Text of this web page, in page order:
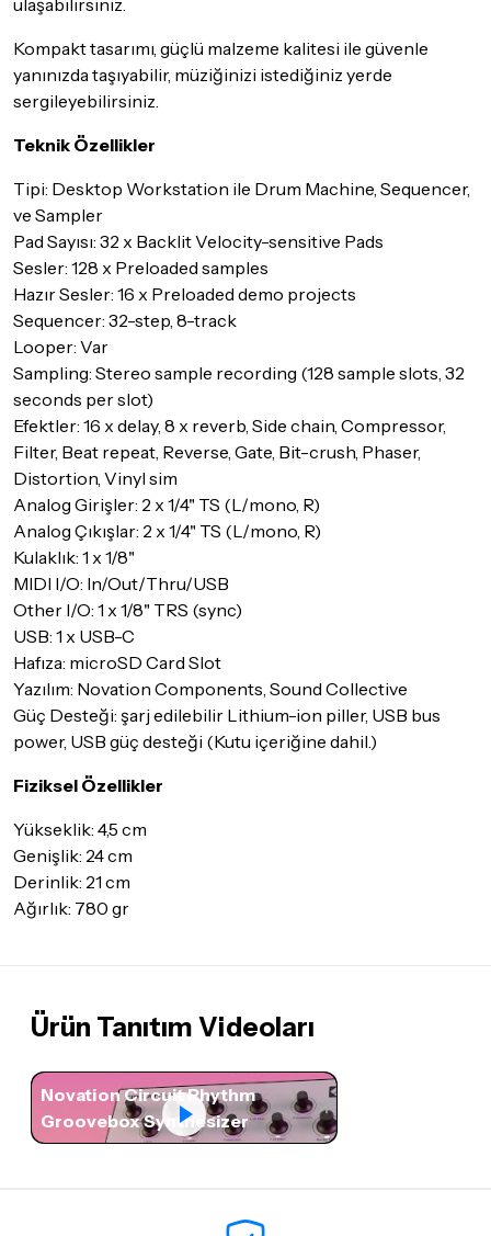
Kompakt tasarımı, güçlü malzeme kalitesi ile güvenle
yanınızda taşıyabilir, müziğinizi istediğiniz yerde
sergileyebilirsiniz.
Teknik Özellikler
Tipi: Desktop Workstation ile Drum Machine, Sequencer,
ve Sampler
Pad Sayısı: 32 x Backlit Velocity-sensitive Pads
Sesler: 128 x Preloaded samples
Hazır Sesler: 16 x Preloaded demo projects
Sequencer: 32-step, 8-track
Looper: Var
Sampling: Stereo sample recording (128 sample slots, 32
seconds per slot)
Efektler: 16 x delay, 8 x reverb, Side chain, Compressor,
Filter, Beat repeat, Reverse, Gate, Bit-crush, Phaser,
Distortion, Vinyl sim
Analog Girişler: 2 x 1/4" TS (L/mono, R)
Analog Çıkışlar: 2 x 1/4" TS (L/mono, R)
Kulaklık: 1 x 1/8"
MIDI I/O: In/Out/Thru/USB
Other I/O: 1 x 1/8" TRS (sync)
USB: 1 x USB-C
Hafıza: microSD Card Slot
Yazılım: Novation Components, Sound Collective
Güç Desteği: şarj edilebilir Lithium-ion piller, USB bus
power, USB güç desteği (Kutu içeriğine dahil.)
Fiziksel Özellikler
Yükseklik: 4,5 cm
Genişlik: 24 cm
Derinlik: 21 cm
Ağırlık: 780 gr
Ürün Tanıtım Videoları
Novation Circuit Rhythm
Groovebox Synthesizer